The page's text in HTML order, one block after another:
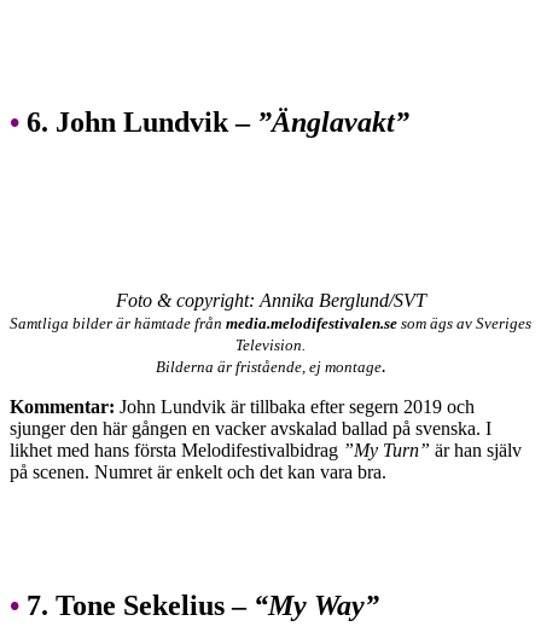
• 6. John Lundvik – ”Änglavakt”
Foto & copyright: Annika Berglund/SVT
Samtliga bilder är hämtade från media.melodifestivalen.se som ägs av Sveriges
Television.
Bilderna är fristående, ej montage.
Kommentar: John Lundvik är tillbaka efter segern 2019 och
sjunger den här gången en vacker avskalad ballad på svenska. I
likhet med hans första Melodifestivalbidrag ”My Turn” är han själv
på scenen. Numret är enkelt och det kan vara bra.
• 7. Tone Sekelius – “My Way”